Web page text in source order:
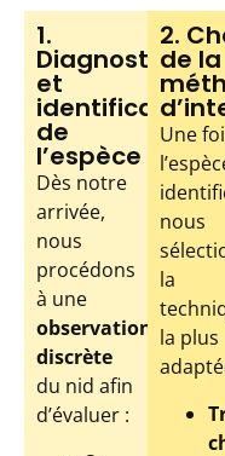
1.
Diagnostic
et
identification
de
l’espèce
Dès notre
arrivée,
nous
procédons
à une
observation
discrète
du nid afin
d’évaluer :
2.
de la
Une
nous
la
la plus